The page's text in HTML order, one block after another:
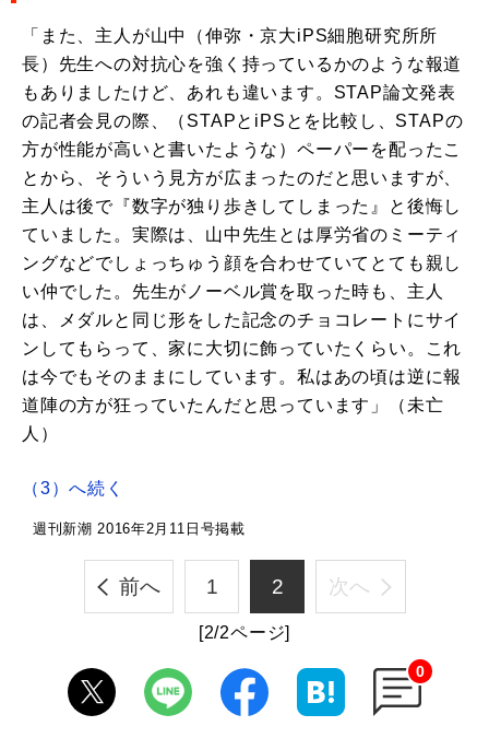
「また、主人が山中（伸弥・京大iPS細胞研究所所
長）先生への対抗心を強く持っているかのような報道
もありましたけど、あれも違います。STAP論文発表
の記者会見の際、（STAPとiPSとを比較し、STAPの
方が性能が高いと書いたような）ペーパーを配ったこ
とから、そういう見方が広まったのだと思いますが、
主人は後で『数字が独り歩きしてしまった』と後悔し
ていました。実際は、山中先生とは厚労省のミーティ
ングなどでしょっちゅう顔を合わせていてとても親し
い仲でした。先生がノーベル賞を取った時も、主人
は、メダルと同じ形をした記念のチョコレートにサイ
ンしてもらって、家に大切に飾っていたくらい。これ
は今でもそのままにしています。私はあの頃は逆に報
道陣の方が狂っていたんだと思っています」（未亡
人）
（3）へ続く
週刊新潮 2016年2月11日号掲載
前へ 1 2 次へ
[2/2ページ]
0